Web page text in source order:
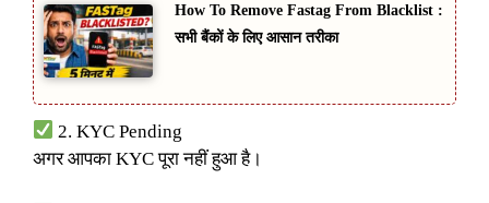
How To Remove Fastag From Blacklist :
सभी बैंकों के लिए आसान तरीका
2. KYC Pending
अगर आपका KYC पूरा नहीं हुआ है।